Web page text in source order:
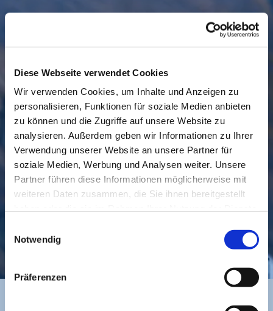
Diese Webseite verwendet Cookies
Wir verwenden Cookies, um Inhalte und Anzeigen zu
personalisieren, Funktionen für soziale Medien anbieten
zu können und die Zugriffe auf unsere Website zu
analysieren. Außerdem geben wir Informationen zu Ihrer
Verwendung unserer Website an unsere Partner für
soziale Medien, Werbung und Analysen weiter. Unsere
Partner führen diese Informationen möglicherweise mit
weiteren Daten zusammen, die Sie ihnen bereitgestellt
Notwendig
Präferenzen
GEMEINDE BESUCHEN